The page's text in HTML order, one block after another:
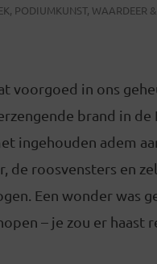
, PODIUMKUNST, WAARDEER
voorgoed in ons
brand in de
ingehouden adem
de roosvensters en
Een wonder was
– je zou er haast